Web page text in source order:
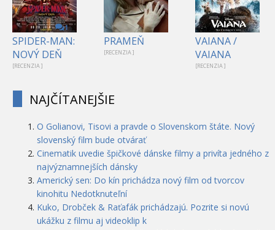
1
SPIDER-MAN:
NOVÝ DEŇ
[RECENZIA ]
PRAMEŇ
[RECENZIA ]
VAIANA /
VAIANA
[RECENZIA ]
NAJČÍTANEJŠIE
O Golianovi, Tisovi a pravde o Slovenskom štáte. Nový
slovenský film bude otvárať
Cinematik uvedie špičkové dánske filmy a privíta jedného z
najvýznamnejších dánsky
Americký sen: Do kín prichádza nový film od tvorcov
kinohitu Nedotknuteľní
Kuko, Drobček & Raťafák prichádzajú. Pozrite si novú
ukážku z filmu aj videoklip k